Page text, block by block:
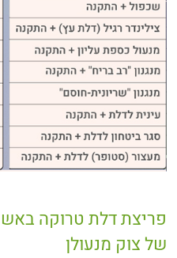
פריצת דלת טרוקה
של צוק מנעולן